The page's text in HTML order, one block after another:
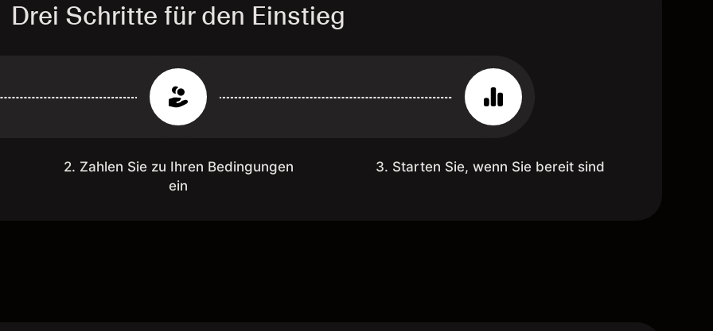
Drei Schritte für den Einstieg
2. Zahlen Sie zu Ihren Bedingungen
ein
3. Starten Sie, wenn Sie bereit sind